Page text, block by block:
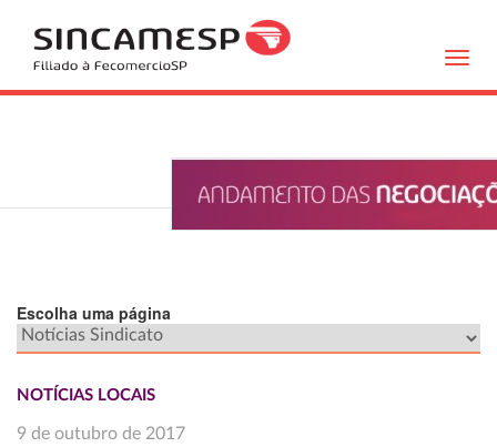
Escolha uma página
NOTÍCIAS LOCAIS
9 de outubro de 2017